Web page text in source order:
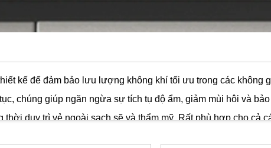
kế để đảm bảo lưu lượng không khí tối ưu trong các không
chúng giúp ngăn ngừa sự tích tụ độ ẩm, giảm mùi hôi và
thời duy trì vẻ ngoài sạch sẽ và thẩm mỹ. Rất phù hợp cho cả